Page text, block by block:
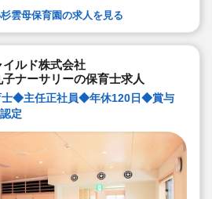
サポートします）
ステーション（飲食店,宿泊・レジャー施
）
（勤続10年を迎える正社員に、賞与とリ
が出ます）
り
力を大切にしています！保育経験がな
有る方もOK（先輩スタッフがサポートし
雲母保育園の求人を見る
イルド株式会社
ナーサリーの保育士求人
士◆主任正社員◆年休120日◆賞与
定